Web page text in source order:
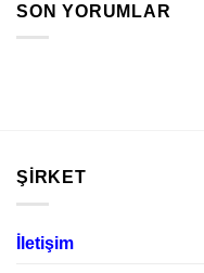
SON YORUMLAR
ŞIRKET
İletişim